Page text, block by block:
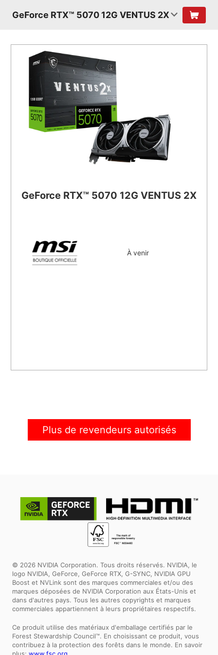
GeForce RTX™ 5070 12G VENTUS 2X
GeForce RTX™ 5070 12G VENTUS 2X
À venir
Plus de revendeurs autorisés
© 2026 NVIDIA Corporation. Tous droits réservés. NVIDIA, le
logo NVIDIA, GeForce, GeForce RTX, G-SYNC, NVIDIA GPU
Boost et NVLink sont des marques commerciales et/ou des
marques déposées de NVIDIA Corporation aux États-Unis et
dans d'autres pays. Tous les autres copyrights et marques
commerciales appartiennent à leurs propriétaires respectifs.
Ce produit utilise des matériaux d'emballage certifiés par le
Forest Stewardship Council™. En choisissant ce produit, vous
contribuez à la protection des forêts dans le monde. En savoir